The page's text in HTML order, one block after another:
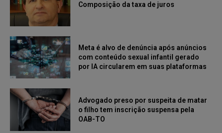
Composição da taxa de juros
Meta é alvo de denúncia após anúncios
com conteúdo sexual infantil gerado
por IA circularem em suas plataformas
Advogado preso por suspeita de matar
o filho tem inscrição suspensa pela
OAB-TO